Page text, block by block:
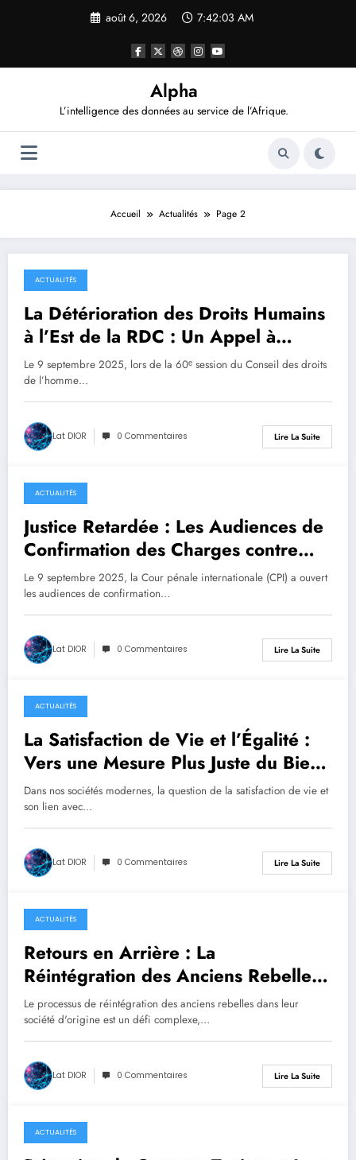
août 6, 2026 7:42:03 AM
Alpha
L’intelligence des données au service de l’Afrique.
Accueil Actualités Page 2
septembre 10, 2025
ACTUALITÉS
La Détérioration des Droits Humains
à l’Est de la RDC : Un Appel à
l’Action
Le 9 septembre 2025, lors de la 60ᵉ session du Conseil des droits
de l’homme…
Lat DIOR 0 Commentaires Lire La Suite
septembre 10, 2025
ACTUALITÉS
Justice Retardée : Les Audiences de
Confirmation des Charges contre
Joseph Kony
Le 9 septembre 2025, la Cour pénale internationale (CPI) a ouvert
les audiences de confirmation…
Lat DIOR 0 Commentaires Lire La Suite
septembre 10, 2025
ACTUALITÉS
La Satisfaction de Vie et l’Égalité :
Vers une Mesure Plus Juste du Bien-
être
Dans nos sociétés modernes, la question de la satisfaction de vie et
son lien avec…
Lat DIOR 0 Commentaires Lire La Suite
septembre 10, 2025
ACTUALITÉS
Retours en Arrière : La
Réintégration des Anciens Rebelles
Ougandais
Le processus de réintégration des anciens rebelles dans leur
société d'origine est un défi complexe,…
Lat DIOR 0 Commentaires Lire La Suite
septembre 10, 2025
ACTUALITÉS